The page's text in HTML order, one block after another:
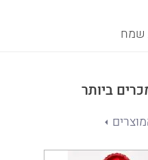
שמח
ביותר